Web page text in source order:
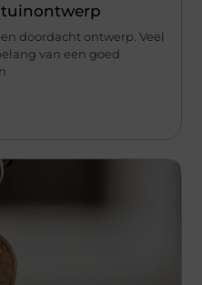
tuinontwerp
doordacht ontwerp. Veel
van een goed